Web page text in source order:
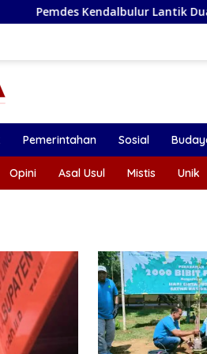
Kendalbulur Lantik Dua Perangkat
Pemerintahan Sosial
Opini Asal Usul Mistis Unik